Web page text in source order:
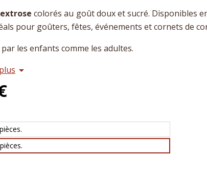
colorés au goût doux et sucré. Disponibles
pour goûters, fêtes, événements et cornets de
les enfants comme les adultes.
arrow_drop_down